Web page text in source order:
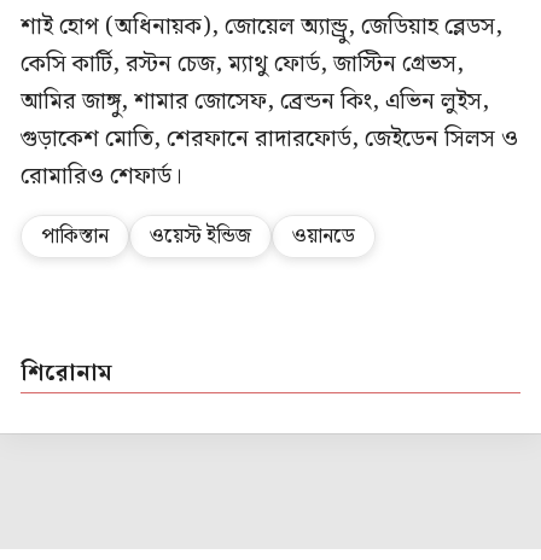
শাই হোপ (অধিনায়ক), জোয়েল অ্যান্ড্রু, জেডিয়াহ ব্লেডস,
কেসি কার্টি, রস্টন চেজ, ম্যাথু ফোর্ড, জাস্টিন গ্রেভস,
আমির জাঙ্গু, শামার জোসেফ, ব্রেন্ডন কিং, এভিন লুইস,
গুড়াকেশ মোতি, শেরফানে রাদারফোর্ড, জেইডেন সিলস ও
রোমারিও শেফার্ড।
পাকিস্তান ওয়েস্ট ইন্ডিজ ওয়ানডে
শিরোনাম